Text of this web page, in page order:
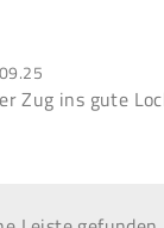
Zug ins gute